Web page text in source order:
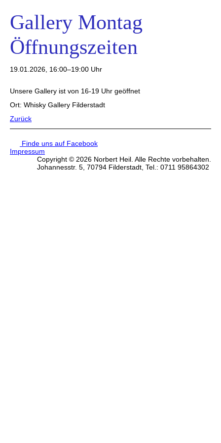
Gallery Montag
Öffnungszeiten
19.01.2026, 16:00–19:00 Uhr
Unsere Gallery ist von 16-19 Uhr geöffnet
Ort: Whisky Gallery Filderstadt
Zurück
Finde uns auf Facebook
Impressum
Copyright © 2026 Norbert Heil. Alle Rechte vorbehalten.
Johannesstr. 5, 70794 Filderstadt, Tel.: 0711 95864302